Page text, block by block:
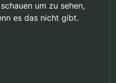
um zu sehen,
es das nicht gibt.